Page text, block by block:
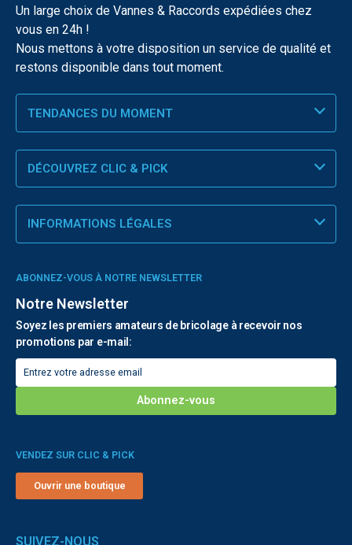
Un large choix de Vannes & Raccords expédiées chez
vous en 24h !
Nous mettons à votre disposition un service de qualité et
restons disponible dans tout moment.
TENDANCES DU MOMENT
DÉCOUVREZ CLIC & PICK
INFORMATIONS LÉGALES
ABONNEZ-VOUS À NOTRE NEWSLETTER
Notre Newsletter
Soyez les premiers amateurs de bricolage à recevoir nos
promotions par e-mail:
VENDEZ SUR CLIC & PICK
Ouvrir une boutique
SUIVEZ-NOUS